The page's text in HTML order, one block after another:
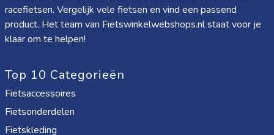
racefietsen. Vergelijk vele fietsen en vind een passend
product. Het team van Fietswinkelwebshops.nl staat voor je
klaar om te helpen!
Top 10 Categorieën
Fietsaccessoires
Fietsonderdelen
Fietskleding